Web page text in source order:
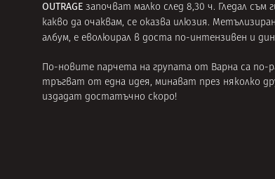
OUTRAGE започват малко след 8,30 ч. Гледал
какво да очаквам, се оказва илюзия.
албум, е еволюирал в доста по-интензивен и
По-новите парчета на групата от Варна са по-
тръгват от една идея, минават през няколко
издадат достатъчно скоро!